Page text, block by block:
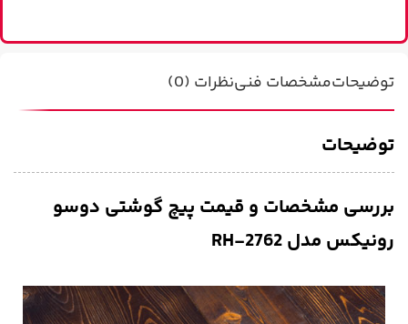
توضیحاتمشخصات فنینظرات (0)
توضیحات
بررسی مشخصات و قیمت پیچ گوشتی دوسو
رونیکس مدل RH-2762